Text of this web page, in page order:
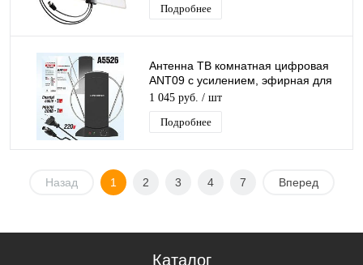
Подробнее
Антенна ТВ комнатная цифровая
ANT09 с усилением, эфирная для
DVB-T2 телевидения
1 045 руб. / шт
Подробнее
Назад 1 2 3 4 7 Вперед
Каталог